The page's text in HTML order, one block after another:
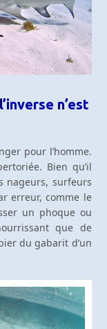
n’est
pour l’homme.
Bien qu’il
nageurs, surfeurs
erreur, comme le
un phoque ou
que de
du gabarit d’un